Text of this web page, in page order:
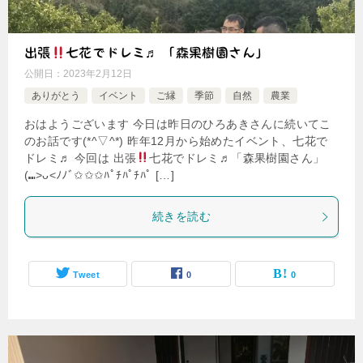
出張 七花でドレミ♬ 「森果樹園さん」
公開日： 2023年2月12日
ありがとう
イベント ご縁 季節 自然 農業
おはようございます 今日は昨日のひろあきさんに続いてこ
のお話です(*^▽^*) 昨年12月から始めたイベント、七花で
ドレミ♬ 今回は 出張
七花でドレミ♬「森果樹園さん」
(⑉>ᴗ<ﾉﾉﾞ✩✩✩ﾊﾟﾁﾊﾟﾁﾊﾟ […]
続きを読む
Tweet 0 0